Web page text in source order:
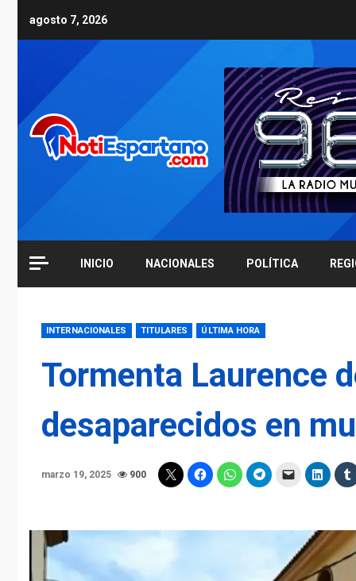
agosto 7, 2026
INICIO NACIONALES POLÍTICA
INTERNACIONALES TITULARES ÚLTIMA HORA
Tormenta Laurence
desaparecidos en
marzo 19, 2025 900